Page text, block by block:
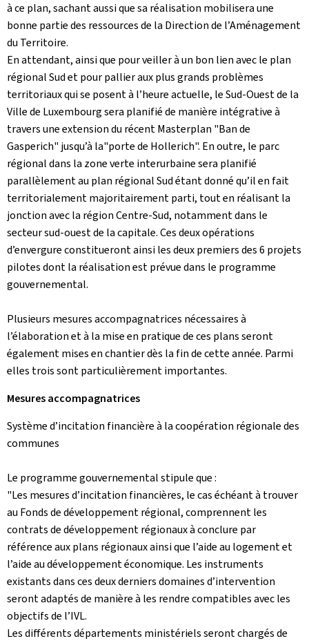
à ce plan, sachant aussi que sa réalisation mobilisera une
bonne partie des ressources de la Direction de l’Aménagement
du Territoire.
En attendant, ainsi que pour veiller à un bon lien avec le plan
régional Sud et pour pallier aux plus grands problèmes
territoriaux qui se posent à l’heure actuelle, le Sud-Ouest de la
Ville de Luxembourg sera planifié de manière intégrative à
travers une extension du récent Masterplan "Ban de
Gasperich" jusqu’à la"porte de Hollerich". En outre, le parc
régional dans la zone verte interurbaine sera planifié
parallèlement au plan régional Sud étant donné qu’il en fait
territorialement majoritairement parti, tout en réalisant la
jonction avec la région Centre-Sud, notamment dans le
secteur sud-ouest de la capitale. Ces deux opérations
d’envergure constitueront ainsi les deux premiers des 6 projets
pilotes dont la réalisation est prévue dans le programme
gouvernemental.
Plusieurs mesures accompagnatrices nécessaires à
l’élaboration et à la mise en pratique de ces plans seront
également mises en chantier dès la fin de cette année. Parmi
elles trois sont particulièrement importantes.
Mesures accompagnatrices
Système d’incitation financière à la coopération régionale des
communes
Le programme gouvernemental stipule que :
"Les mesures d’incitation financières, le cas échéant à trouver
au Fonds de développement régional, comprennent les
contrats de développement régionaux à conclure par
référence aux plans régionaux ainsi que l’aide au logement et
l’aide au développement économique. Les instruments
existants dans ces deux derniers domaines d’intervention
seront adaptés de manière à les rendre compatibles avec les
objectifs de l’IVL.
Les différents départements ministériels seront chargés de